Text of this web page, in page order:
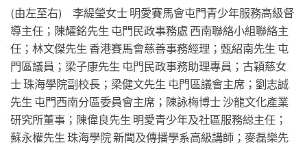
(由左至右) 李緹瑩女士 明愛賽馬會屯門青少年服務高級督
導主任；陳耀銘先生 屯門民政事務處 西南聯絡小組聯絡主
任；林文傑先生 香港賽馬會慈善事務經理；甄紹南先生 屯
門區議員；梁子康先生 屯門民政事務助理專員；古穎慈女
士 珠海學院副校長；梁健文先生 屯門區議會主席；劉志誠
先生 屯門西南分區委員會主席；陳詠梅博士 沙龍文化產業
研究所董事；陳偉良先生 明愛青少年及社區服務縂主任；
蘇永權先生 珠海學院 新聞及傳播學系高級講師；麥磊樂先